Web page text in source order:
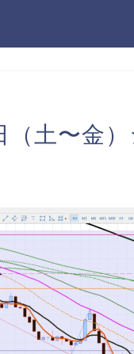
（土〜金